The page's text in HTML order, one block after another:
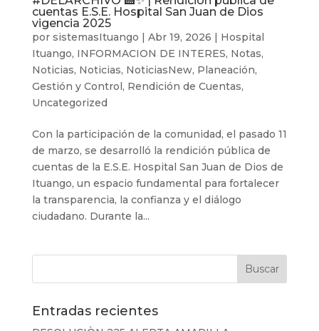
cuentas E.S.E. Hospital San Juan de Dios
vigencia 2025
por sistemasItuango | Abr 19, 2026 | Hospital
Ituango, INFORMACION DE INTERES, Notas,
Noticias, Noticias, NoticiasNew, Planeación,
Gestión y Control, Rendición de Cuentas,
Uncategorized
Con la participación de la comunidad, el pasado 11
de marzo, se desarrolló la rendición pública de
cuentas de la E.S.E. Hospital San Juan de Dios de
Ituango, un espacio fundamental para fortalecer
la transparencia, la confianza y el diálogo
ciudadano. Durante la...
Entradas recientes